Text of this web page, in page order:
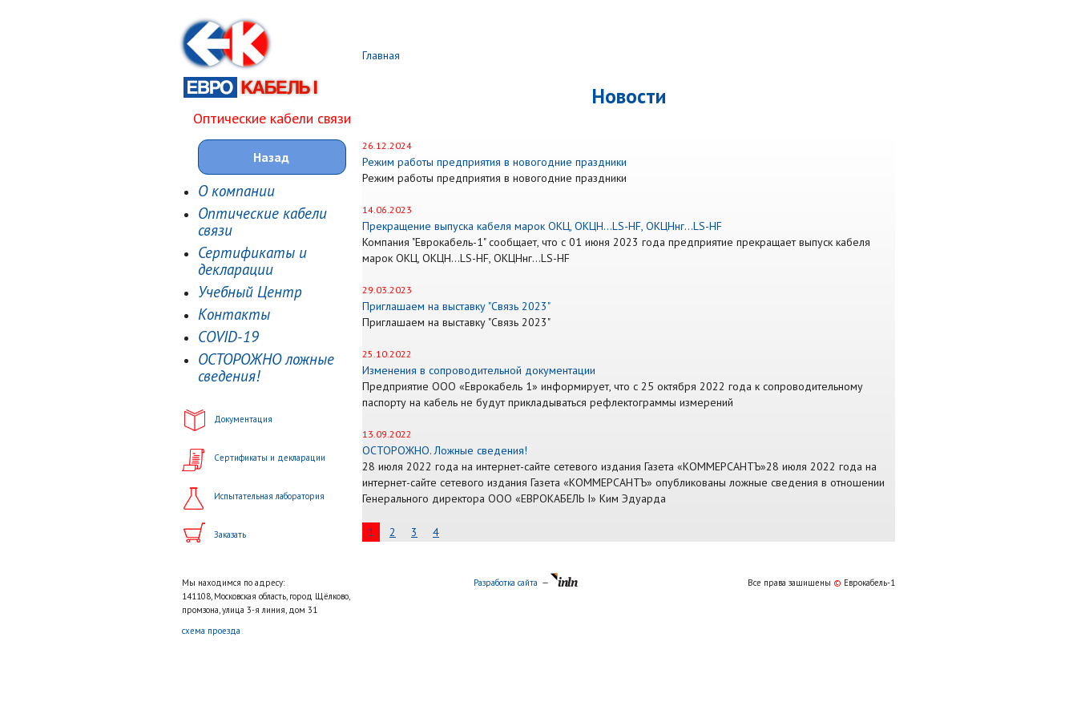
Оптические кабели связи
Назад
О компании
Оптические кабели
связи
Сертификаты и
декларации
Учебный Центр
Контакты
COVID-19
ОСТОРОЖНО ложные
сведения!
Документация
Сертификаты и декларации
Испытательная лаборатория
Заказать
Главная
Новости
26.12.2024
Режим работы предприятия в новогодние праздники
Режим работы предприятия в новогодние праздники
14.06.2023
Прекращение выпуска кабеля марок ОКЦ, ОКЦН…LS-HF, ОКЦНнг…LS-HF
Компания "Еврокабель-1" сообщает, что с 01 июня 2023 года предприятие прекращает выпуск кабеля
марок ОКЦ, ОКЦН…LS-HF, ОКЦНнг…LS-HF
29.03.2023
Приглашаем на выставку "Связь 2023"
Приглашаем на выставку "Связь 2023"
25.10.2022
Изменения в сопроводительной документации
Предприятие ООО «Еврокабель 1» информирует, что с 25 октября 2022 года к сопроводительному
паспорту на кабель не будут прикладываться рефлектограммы измерений
13.09.2022
ОСТОРОЖНО. Ложные сведения!
28 июля 2022 года на интернет-сайте сетевого издания Газета «КОММЕРСАНТЪ»28 июля 2022 года на
интернет-сайте сетевого издания Газета «КОММЕРСАНТЪ» опубликованы ложные сведения в отношении
Генерального директора ООО «ЕВРОКАБЕЛЬ I» Ким Эдуарда
1 2 3 4
Мы находимся по адресу:
141108, Московская область, город Щёлково,
промзона, улица 3-я линия, дом 31
схема проезда
Разработка сайта — Все права защищены © Еврокабель-1